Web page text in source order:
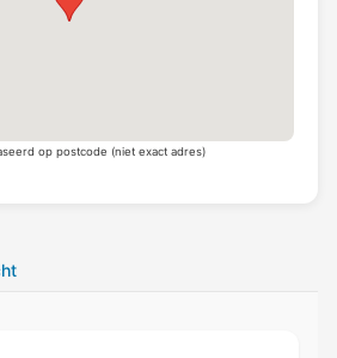
op postcode (niet exact adres)